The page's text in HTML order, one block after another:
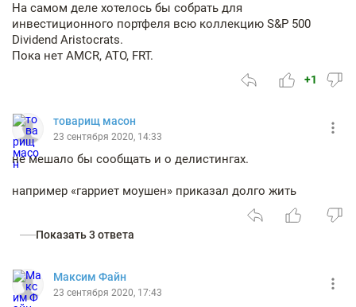
На самом деле хотелось бы собрать для
инвестиционного портфеля всю коллекцию S&P 500
Dividend Aristocrats.
Пока нет AMCR, ATO, FRT.
+1
товарищ масон
23 сентября 2020, 14:33
не мешало бы сообщать и о делистингах.
например «гарриет моушен» приказал долго жить
Показать 3 ответа
Максим Файн
23 сентября 2020, 17:43